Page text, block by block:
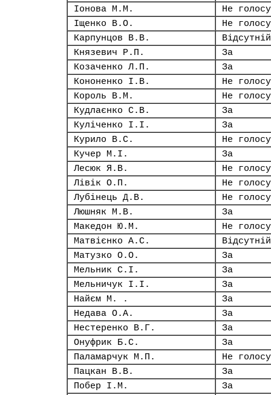
Іонова М.М.
Не
Іщенко В.О.
Не
Карпунцов В.В.
Відсутній
Князевич Р.П.
За
Козаченко Л.П.
За
Кононенко І.В.
Не
Король В.М.
Не
Кудлаєнко С.В.
За
Куліченко І.І.
За
Курило В.С.
Не
Кучер М.І.
За
Лесюк Я.В.
Не
Лівік О.П.
Не
Лубінець Д.В.
Не
Люшняк М.В.
За
Македон Ю.М.
Не
Матвієнко А.С.
Відсутній
Матузко О.О.
За
Мельник С.І.
За
Мельничук І.І.
За
Найєм М. .
За
Недава О.А.
За
Нестеренко В.Г.
За
Онуфрик Б.С.
За
Паламарчук М.П.
Не
Пацкан В.В.
За
Побер І.М.
За